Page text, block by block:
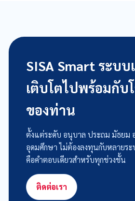
เครื่องอ่านบัตรประชาชนพร้อมโปรแกรม
SISA Smart ระบบ
เติบโตไปพร้อมกับ
ของท่าน
ตั้งแต่ระดับ อนุบาล ประถม มัธยม
อุดมศึกษา ไม่ต้องลงทุนกับหลายระ
คือคำตอบเดียวสำหรับทุกช่วงชั้น
ติดต่อเรา